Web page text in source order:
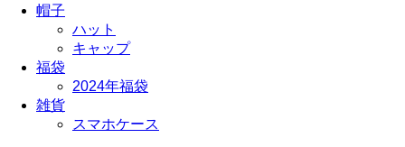
帽子
ハット
キャップ
福袋
2024年福袋
雑貨
スマホケース